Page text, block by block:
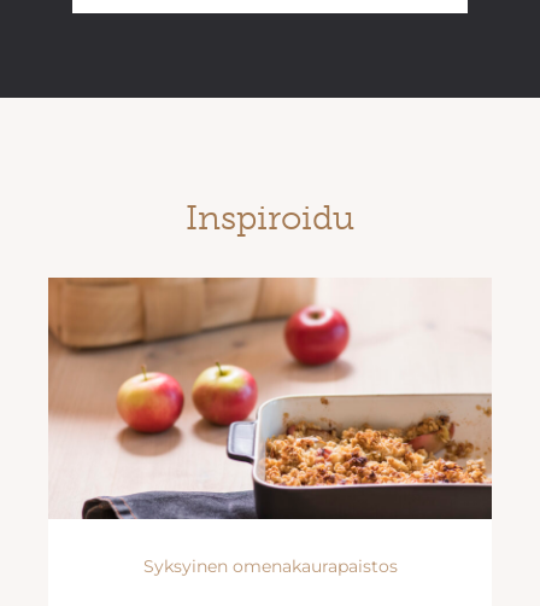
Inspiroidu
Syksyinen omenakaurapaistos